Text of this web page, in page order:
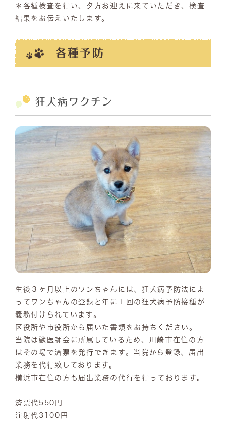
＊各種検査を行い、夕方お迎えに来ていただき、検査
結果をお伝えいたします。
各種予防
狂犬病ワクチン
生後３ヶ月以上のワンちゃんには、狂犬病予防法によ
ってワンちゃんの登録と年に１回の狂犬病予防接種が
義務付けられています。
区役所や市役所から届いた書類をお持ちください。
当院は獣医師会に所属しているため、川崎市在住の方
はその場で済票を発行できます。当院から登録、届出
業務を代行致しております。
横浜市在住の方も届出業務の代行を行っております。
済票代550円
注射代3100円